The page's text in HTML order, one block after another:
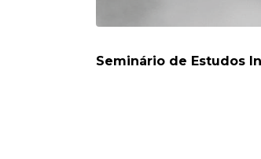
Seminário de Estudos